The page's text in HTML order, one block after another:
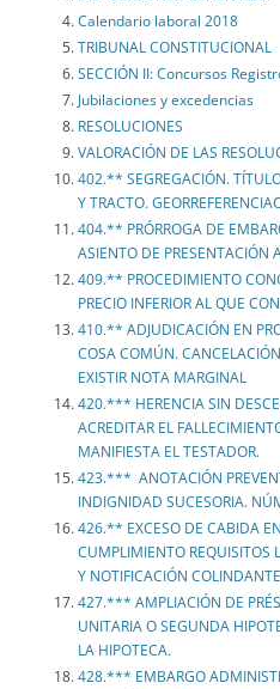
Calendario laboral 2018
TRIBUNAL CONSTITUCIONAL
SECCIÓN II: Concursos
Jubilaciones y excedencias
RESOLUCIONES
VALORACIÓN DE LAS
402.** SEGREGACIÓN.
Y TRACTO.
404.** PRÓRROGA DE
ASIENTO DE PRESENTACIÓN
409.** PROCEDIMIENTO
PRECIO INFERIOR AL QUE
410.** ADJUDICACIÓN EN
COSA COMÚN.
EXISTIR NOTA MARGINAL
420.*** HERENCIA SIN
ACREDITAR EL
MANIFIESTA EL TESTADOR.
423.*** ANOTACIÓN
INDIGNIDAD SUCESORIA.
426.** EXCESO DE CABIDA
CUMPLIMIENTO REQUISITOS
Y NOTIFICACIÓN
427.*** AMPLIACIÓN DE
UNITARIA O SEGUNDA
LA HIPOTECA.
428.*** EMBARGO